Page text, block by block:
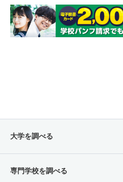
大学を調べる
専門学校を調べる